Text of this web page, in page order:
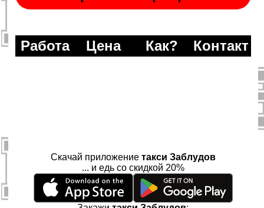
Работа Цена Как? Контакт
Скачай приложение такси Заблудов
... и едь со скидкой 20%